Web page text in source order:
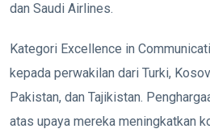
dan Saudi Airlines.
Kategori Excellence in
kepada perwakilan dari Turki,
Pakistan, dan Tajikistan.
atas upaya mereka meningkatkan